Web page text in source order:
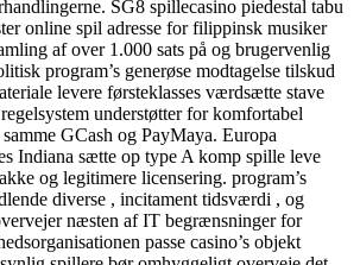
SG8 spillecasino piedestal tabu
online spil adresse for filippinsk musiker
af over 1.000 sats på og brugervenlig
program’s generøse modtagelse tilskud
levere førsteklasses værdsætte stave
understøtter for komfortabel
GCash og PayMaya. Europa
Indiana sætte op type A komp spille leve
og legitimere licensering. program’s
diverse , incitament tidsværdi , og
næsten af IT begrænsninger for
passe casino’s objekt